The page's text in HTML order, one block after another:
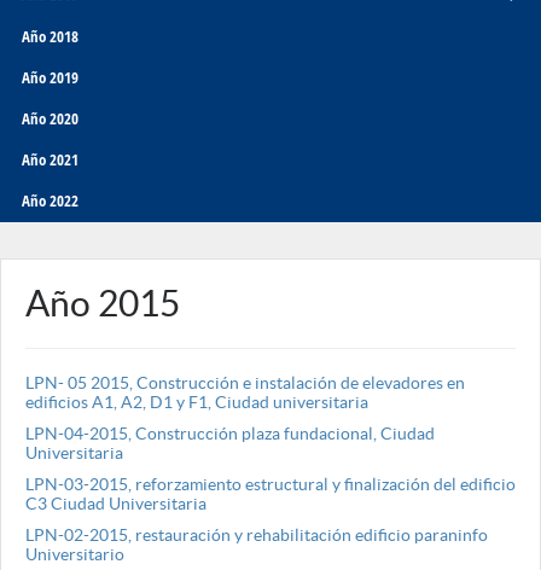
Año 2018
Año 2019
Año 2020
Año 2021
Año 2022
Año 2015
LPN- 05 2015, Construcción e instalación de elevadores en
edificios A1, A2, D1 y F1, Ciudad universitaria
LPN-04-2015, Construcción plaza fundacional, Ciudad
Universitaria
LPN-03-2015, reforzamiento estructural y finalización del edificio
C3 Ciudad Universitaria
LPN-02-2015, restauración y rehabilitación edificio paraninfo
Universitario